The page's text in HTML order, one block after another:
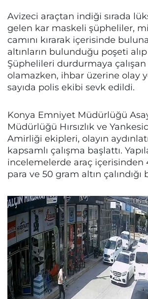
Avizeci araçtan indiği sırada
gelen kar maskeli şüpheliler,
camını kırarak içerisinde
altınların bulunduğu poşeti alıp
Şüphelileri durdurmaya çalışan
olamazken, ihbar üzerine olay
sayıda polis ekibi sevk edildi.
Konya Emniyet Müdürlüğü
Müdürlüğü Hırsızlık ve
Amirliği ekipleri, olayın
kapsamlı çalışma başlattı.
incelemelerde araç içerisinden
para ve 50 gram altın çalındığı